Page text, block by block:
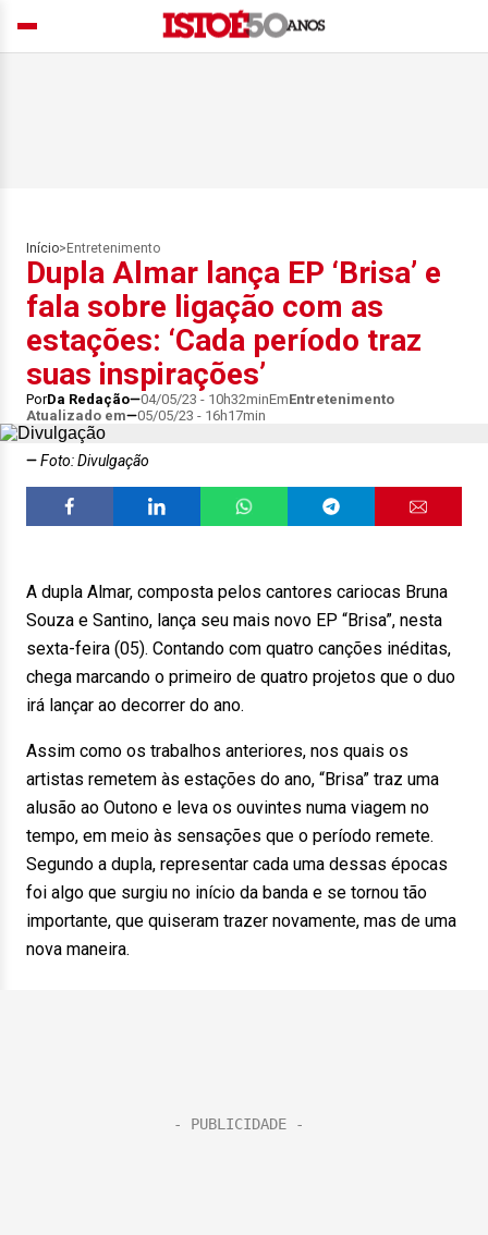
Início> Entretenimento
Dupla Almar lança EP ‘Brisa’ e
fala sobre ligação com as
estações: ‘Cada período traz
suas inspirações’
PorDa Redação 04/05/23 - 10h32minEmEntretenimento
Atualizado em
05/05/23 - 16h17min
Foto: Divulgação
A dupla Almar, composta pelos cantores cariocas Bruna
Souza e Santino, lança seu mais novo EP “Brisa”, nesta
sexta-feira (05). Contando com quatro canções inéditas,
chega marcando o primeiro de quatro projetos que o duo
irá lançar ao decorrer do ano.
Assim como os trabalhos anteriores, nos quais os
artistas remetem às estações do ano, “Brisa” traz uma
alusão ao Outono e leva os ouvintes numa viagem no
tempo, em meio às sensações que o período remete.
Segundo a dupla, representar cada uma dessas épocas
foi algo que surgiu no início da banda e se tornou tão
importante, que quiseram trazer novamente, mas de uma
nova maneira.